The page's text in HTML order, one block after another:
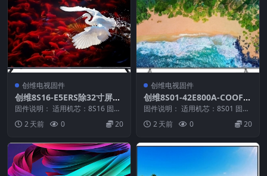
创维电视固件
创维8S16-E5ERS除32寸屏外
通用40E5ERS_42E5ERS_49E
5ERS主程序20141008_U盘
刷机固件
固件说明： 适用机芯：8S16 固件
大小：44 M 刷机方法： 第一种方
法： 1...
2 天前 0 20
创维电视固件
创维8S01-42E800A-COOFA
CE2.0最新升级数据2013013
1_U盘刷机固件
固件说明： 适用机芯：8S01 固件
大小：557 M 刷机方法： 第一种
方法： ...
2 天前 0 20